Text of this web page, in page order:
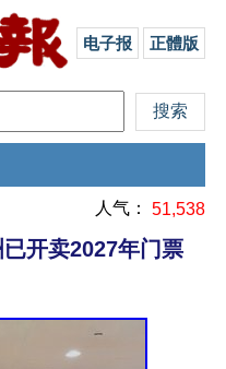
电子报 正體版
人气： 51,538
开卖2027年门票